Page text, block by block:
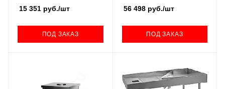
15 351 руб./шт
ПОД ЗАКАЗ
56 498руб./шт
ПОД ЗАКАЗ